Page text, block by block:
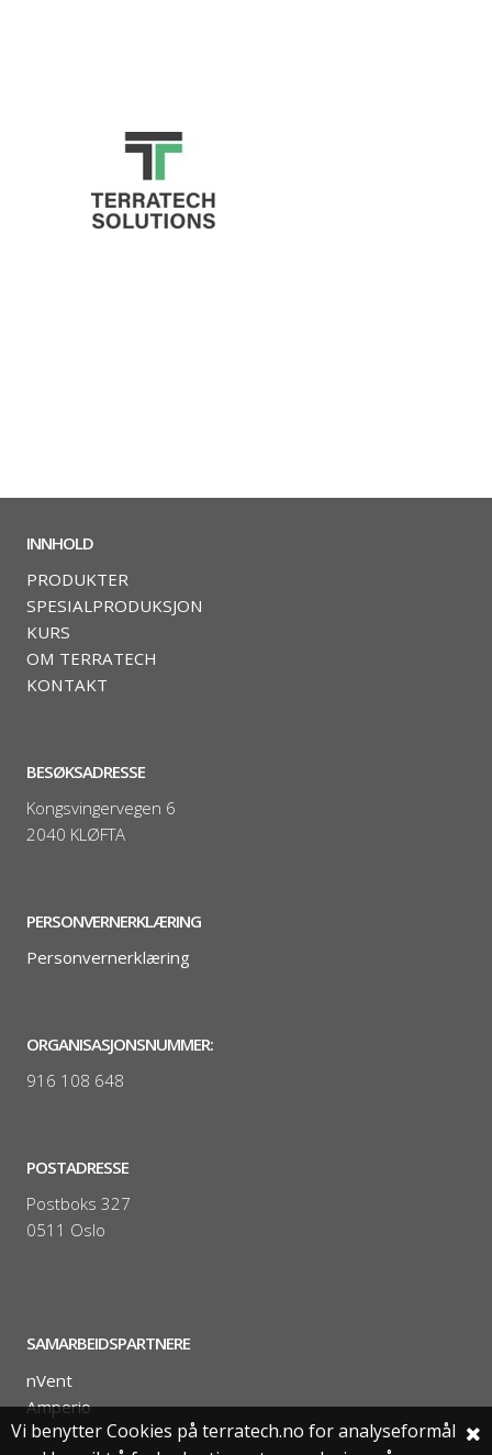
INNHOLD
PRODUKTER
SPESIALPRODUKSJON
KURS
OM TERRATECH
KONTAKT
BESØKSADRESSE
Kongsvingervegen 6
2040 KLØFTA
PERSONVERNERKLÆRING
Personvernerklæring
ORGANISASJONSNUMMER:
916 108 648
POSTADRESSE
Postboks 327
0511 Oslo
SAMARBEIDSPARTNERE
nVent
Amperio
Vi benytter Cookies på terratech.no for analyseformål